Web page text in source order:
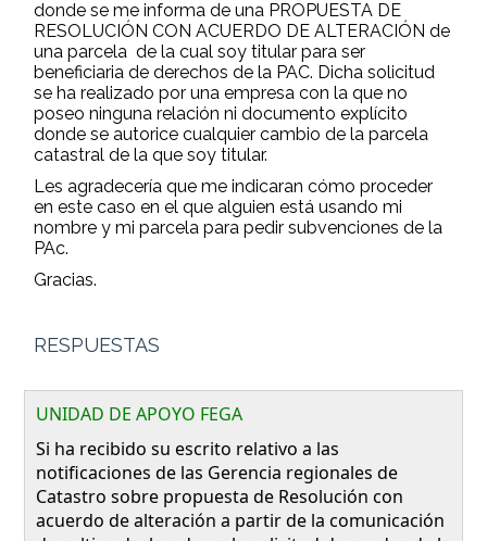
donde se me informa de una PROPUESTA DE
RESOLUCIÓN CON ACUERDO DE ALTERACIÓN de
una parcela de la cual soy titular para ser
beneficiaria de derechos de la PAC. Dicha solicitud
se ha realizado por una empresa con la que no
poseo ninguna relación ni documento explícito
donde se autorice cualquier cambio de la parcela
catastral de la que soy titular.
Les agradecería que me indicaran cómo proceder
en este caso en el que alguien está usando mi
nombre y mi parcela para pedir subvenciones de la
PAc.
Gracias.
RESPUESTAS
UNIDAD DE APOYO FEGA
Si ha recibido su escrito relativo a las
notificaciones de las Gerencia regionales de
Catastro sobre propuesta de Resolución con
acuerdo de alteración a partir de la comunicación